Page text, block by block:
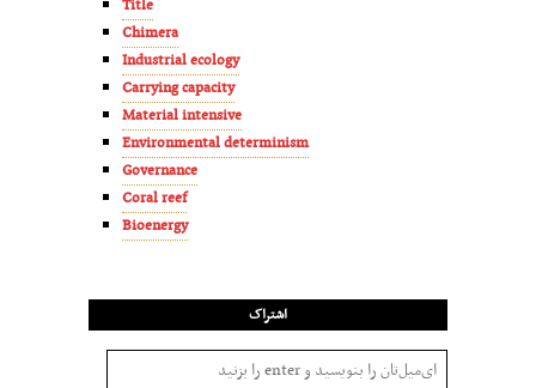
Title
Chimera
Industrial ecology
Carrying capacity
Material intensive
Environmental determinism
Governance
Coral reef
Bioenergy
اشتراک